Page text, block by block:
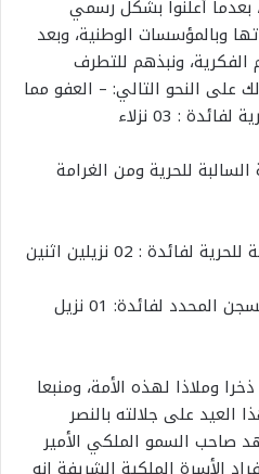
بعدما أعلنوا بشكل رسمي
وبالمؤسسات الوطنية، وبعد
ونبذهم للتطرف
11 نزيلا، وذلك على النحو التالي: – العفو مما
: 03 نزلاء
للحرية ومن الغرامة
: 02 نزيلين اثنين
– تحويل السجن المؤبد إلى السجن المحدد لفائدة: 01 نزيل
وملاذا لهذه الأمة، ومنبعا
العيد على جلالته بالنصر
صاحب السمو الملكي الأمير